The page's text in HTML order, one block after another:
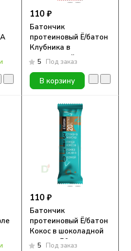
110 ₽
Батончик
протеиновый Ё/батон
Клубника в
шоколадной глазури
50гр
5 Под заказ
В корзину
110 ₽
Батончик
протеиновый Ё/батон
Кокос в шоколадной
глазури 50гр
5 Под заказ